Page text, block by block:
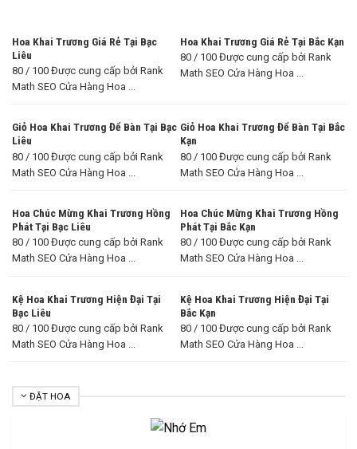
Hoa Khai Trương Giá Rẻ Tại Bạc
Liêu
80 / 100 Được cung cấp bởi Rank
Math SEO Cửa Hàng Hoa ...
Hoa Khai Trương Giá Rẻ Tại Bắc Kạn
80 / 100 Được cung cấp bởi Rank
Math SEO Cửa Hàng Hoa ...
Giỏ Hoa Khai Trương Để Bàn Tại Bạc
Liêu
80 / 100 Được cung cấp bởi Rank
Math SEO Cửa Hàng Hoa ...
Giỏ Hoa Khai Trương Để Bàn Tại Bắc
Kạn
80 / 100 Được cung cấp bởi Rank
Math SEO Cửa Hàng Hoa ...
Hoa Chúc Mừng Khai Trương Hồng
Phát Tại Bạc Liêu
80 / 100 Được cung cấp bởi Rank
Math SEO Cửa Hàng Hoa ...
Hoa Chúc Mừng Khai Trương Hồng
Phát Tại Bắc Kạn
80 / 100 Được cung cấp bởi Rank
Math SEO Cửa Hàng Hoa ...
Kệ Hoa Khai Trương Hiện Đại Tại
Bạc Liêu
80 / 100 Được cung cấp bởi Rank
Math SEO Cửa Hàng Hoa ...
Kệ Hoa Khai Trương Hiện Đại Tại
Bắc Kạn
80 / 100 Được cung cấp bởi Rank
Math SEO Cửa Hàng Hoa ...
ĐẶT HOA